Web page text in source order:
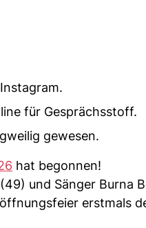
für Gesprächsstoff.
gewesen.
hat begonnen!
und Sänger Burna
erstmals